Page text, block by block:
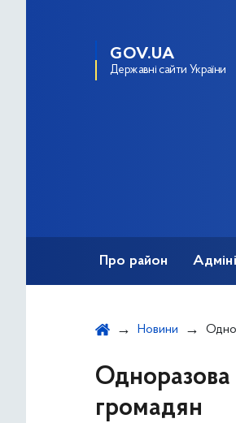
GOV.UA
Державні сайти України
Про район
Новини
Одноразова
громадян